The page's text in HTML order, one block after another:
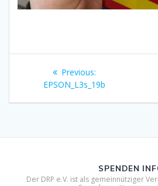
Beitragsnavigation
Previous:Previous
post:
EPSON_L3s_19b
SPENDEN
Der DRP e.V. ist als gemeinnütziger